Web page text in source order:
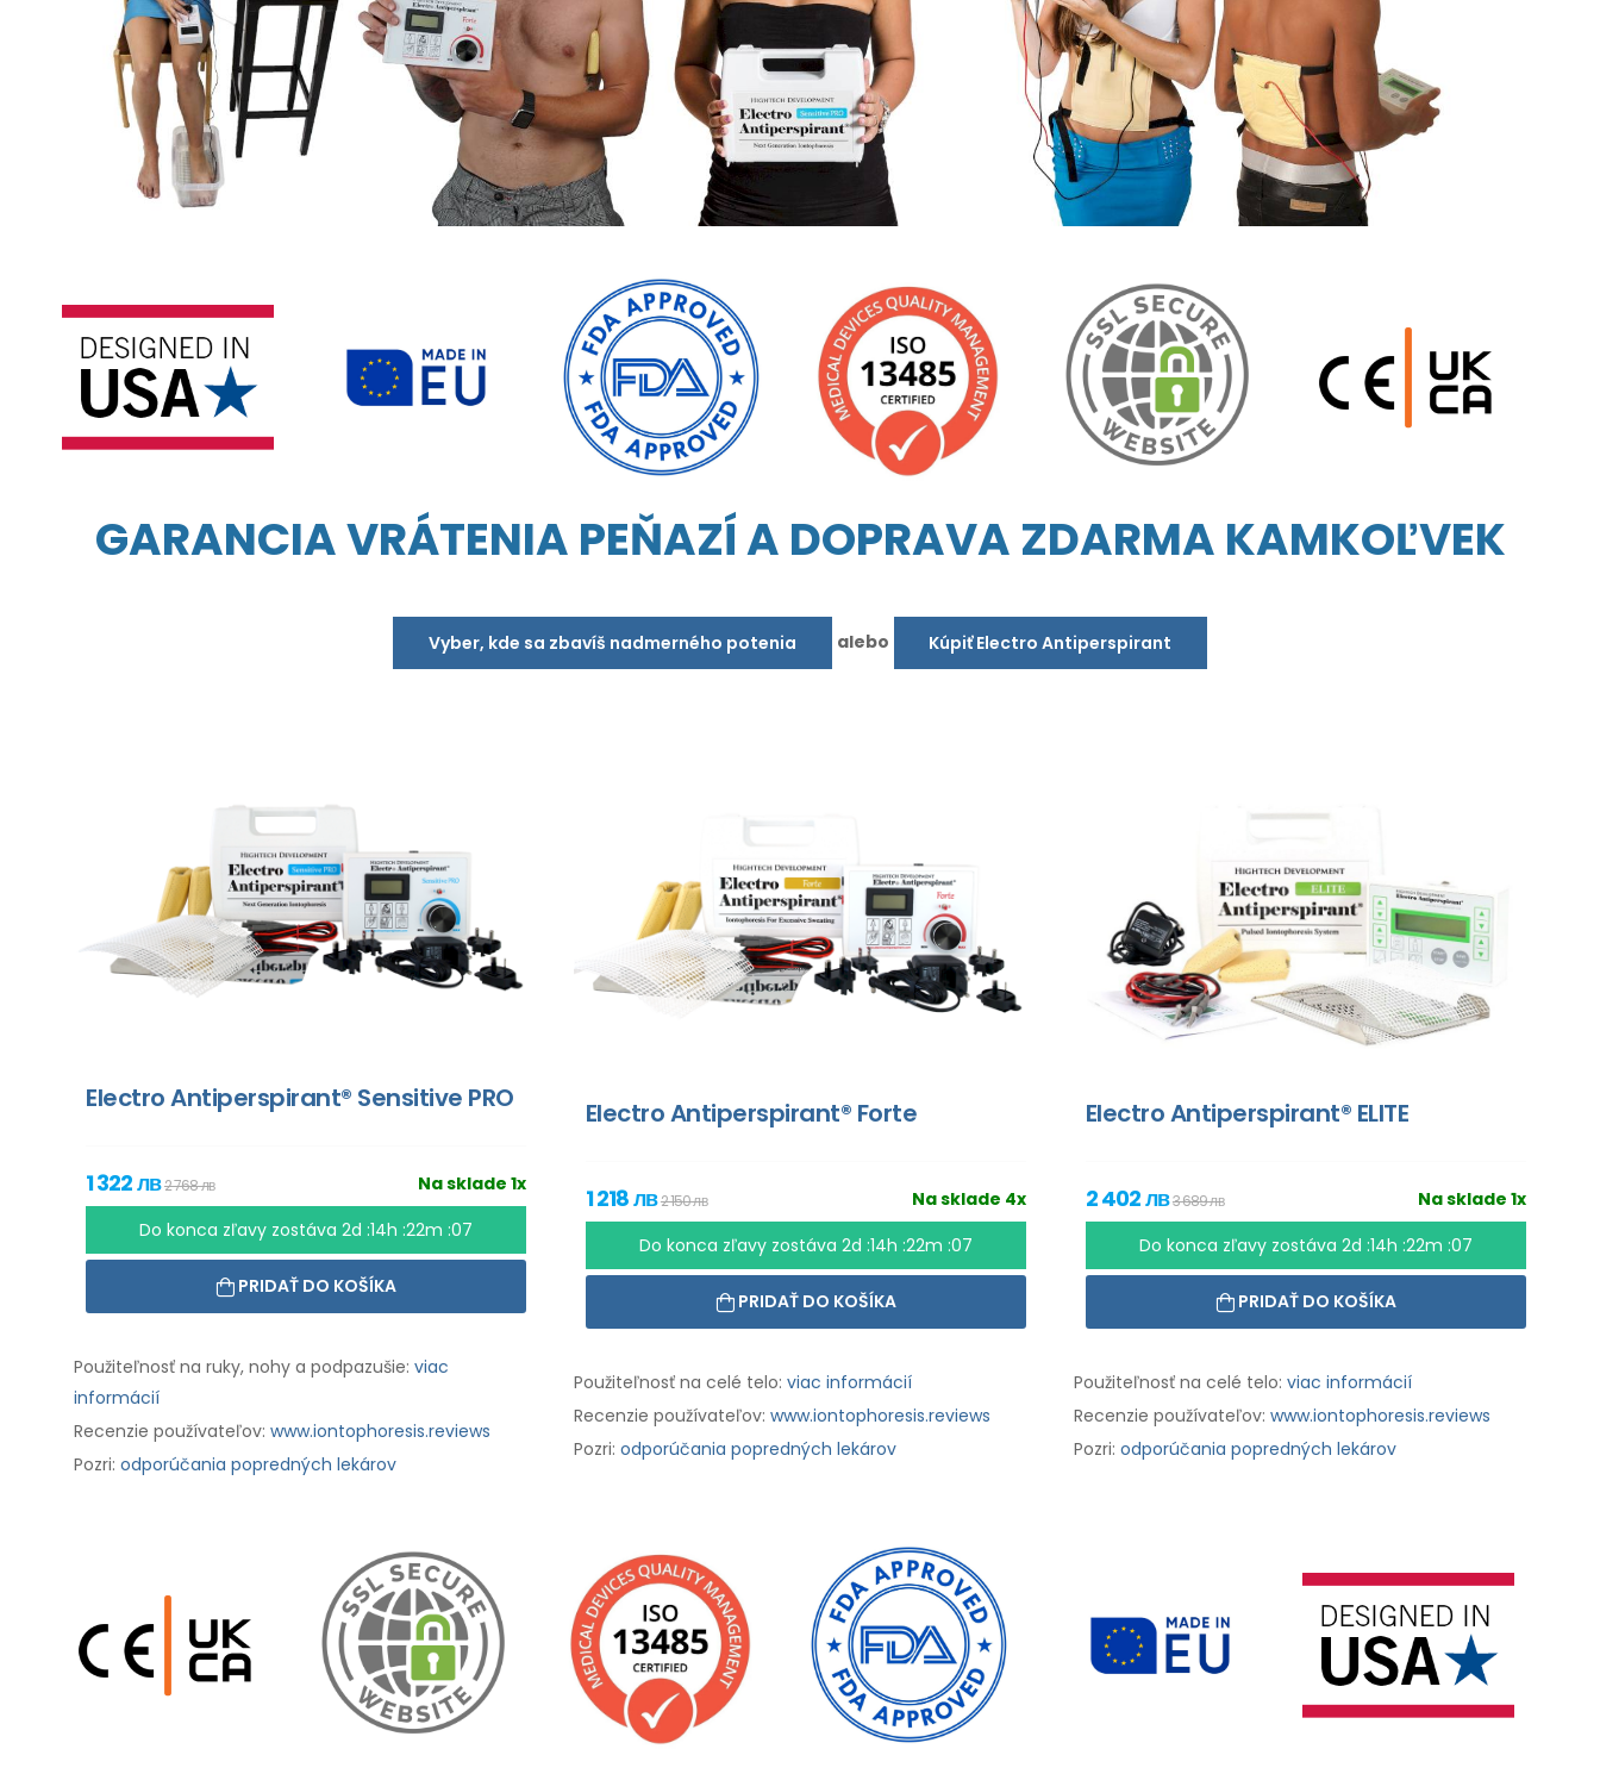
GARANCIA VRÁTENIA PEŇAZÍ A DOPRAVA ZDARMA KAMKOĽVEK
Vyber, kde sa zbavíš nadmerného potenia alebo Kúpiť Electro Antiperspirant
Electro Antiperspirant® Sensitive PRO
Na sklade 1x
1 322 лв2 768 лв
Do konca zľavy zostáva 2d :14h :22m :06
PRIDAŤ DO KOŠÍKA
Použiteľnosť na ruky, nohy a podpazušie: viac
informácií
Recenzie používateľov: www.iontophoresis.reviews
Pozri: odporúčania popredných lekárov
Electro Antiperspirant® Forte
Na sklade 4x
1 218 лв2 150 лв
Do konca zľavy zostáva 2d :14h :22m :06
PRIDAŤ DO KOŠÍKA
Použiteľnosť na celé telo: viac informácií
Recenzie používateľov: www.iontophoresis.reviews
Pozri: odporúčania popredných lekárov
Electro Antiperspirant® ELITE
Na sklade 1x
2 402 лв3 689 лв
Do konca zľavy zostáva 2d :14h :22m :06
PRIDAŤ DO KOŠÍKA
Použiteľnosť na celé telo: viac informácií
Recenzie používateľov: www.iontophoresis.reviews
Pozri: odporúčania popredných lekárov